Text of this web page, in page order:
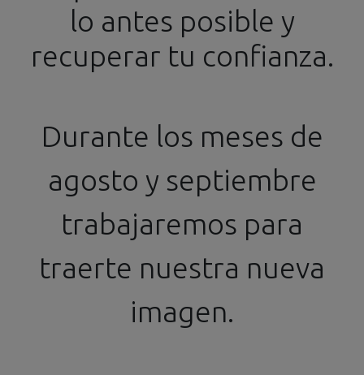
Distribuidor Oficial
info@ssgproducts.com
+34 644 54 77 87
Horario de 16h a 20h
FUJIMI - 1/24 PORSCHE 917K DELUXE '71 SEBRING
12HR RACE 1st No.3
lo antes posible y
recuperar tu confianza.
Durante los meses de
agosto y septiembre
trabajaremos para
traerte nuestra nueva
imagen.